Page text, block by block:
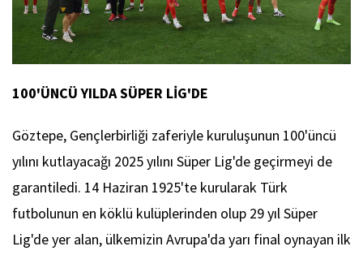
100'ÜNCÜ YILDA SÜPER LİG'DE
Göztepe, Gençlerbirliği zaferiyle kuruluşunun 100'üncü
yılını kutlayacağı 2025 yılını Süper Lig'de geçirmeyi de
garantiledi. 14 Haziran 1925'te kurularak Türk
futbolunun en köklü kulüplerinden olup 29 yıl Süper
Lig'de yer alan, ülkemizin Avrupa'da yarı final oynayan ilk